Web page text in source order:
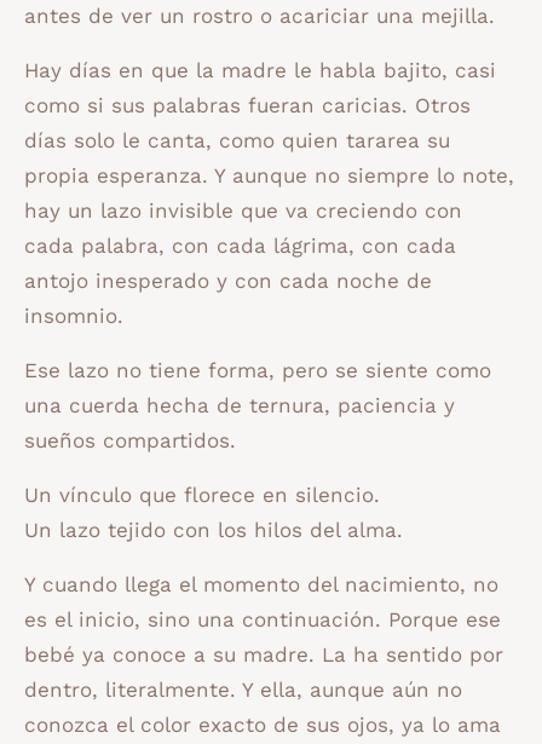
antes de ver un rostro o acariciar una mejilla.
Hay días en que la madre le habla bajito, casi
como si sus palabras fueran caricias. Otros
días solo le canta, como quien tararea su
propia esperanza. Y aunque no siempre lo note,
hay un lazo invisible que va creciendo con
cada palabra, con cada lágrima, con cada
antojo inesperado y con cada noche de
insomnio.
Ese lazo no tiene forma, pero se siente como
una cuerda hecha de ternura, paciencia y
sueños compartidos.
Un vínculo que florece en silencio.
Un lazo tejido con los hilos del alma.
Y cuando llega el momento del nacimiento, no
es el inicio, sino una continuación. Porque ese
bebé ya conoce a su madre. La ha sentido por
dentro, literalmente. Y ella, aunque aún no
conozca el color exacto de sus ojos, ya lo ama